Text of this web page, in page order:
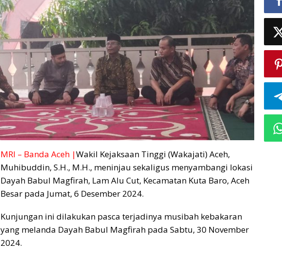
MRI – Banda Aceh |Wakil Kejaksaan Tinggi (Wakajati) Aceh,
Muhibuddin, S.H., M.H., meninjau sekaligus menyambangi lokasi
Dayah Babul Magfirah, Lam Alu Cut, Kecamatan Kuta Baro, Aceh
Besar pada Jumat, 6 Desember 2024.
Kunjungan ini dilakukan pasca terjadinya musibah kebakaran
yang melanda Dayah Babul Magfirah pada Sabtu, 30 November
2024.